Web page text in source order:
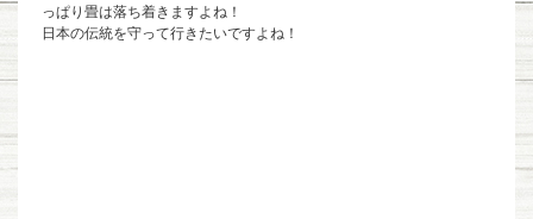
っぱり畳は落ち着きますよね！
日本の伝統を守って行きたいですよね！